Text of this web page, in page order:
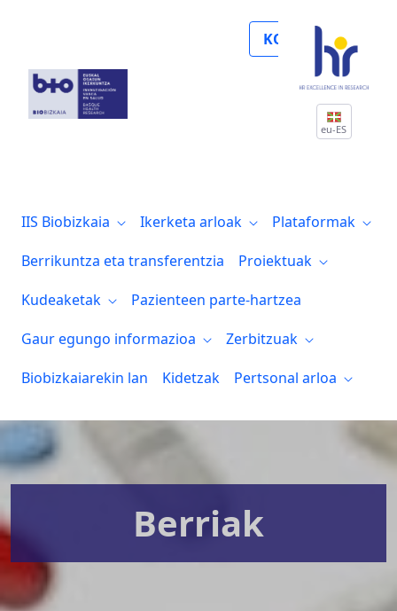
KOLABORATU
eu-ES
IIS Biobizkaia Ikerketa arloak
Plataformak
Berrikuntza eta transferentzia
Proiektuak
Kudeaketak
Pazienteen parte-hartzea
Gaur egungo informazioa
Zerbitzuak
Biobizkaiarekin lan
Kidetzak Pertsonal arloa
Berriak